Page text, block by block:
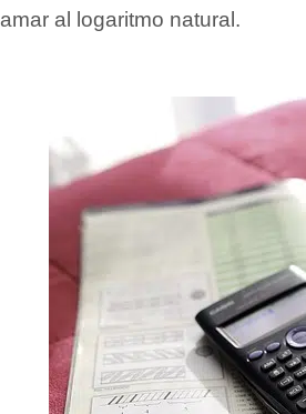
llamar al logaritmo natural.